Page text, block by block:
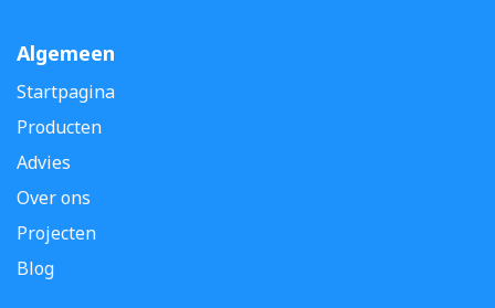
Algemeen
Startpagina
Producten
Advies
Over ons
Projecten
Blog